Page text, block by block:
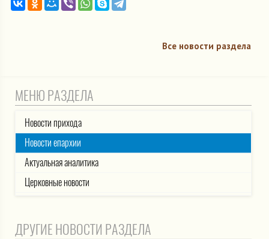
Все новости раздела
МЕНЮ РАЗДЕЛА
Новости прихода
Новости епархии
Актуальная аналитика
Церковные новости
ДРУГИЕ НОВОСТИ РАЗДЕЛА